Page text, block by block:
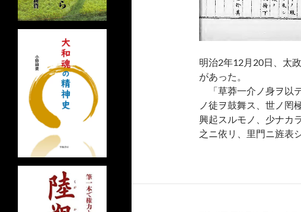
明治2年12月20日、太
があった。
「草莽一介ノ身ヲ以
ノ徒ヲ鼓舞ス、世ノ罔
興起スルモノ、少ナカ
之ニ依リ、里門ニ旌表